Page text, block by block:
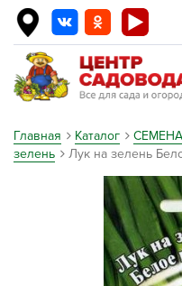
Главная Каталог СЕМЕНА
зелень
Лук на зелень